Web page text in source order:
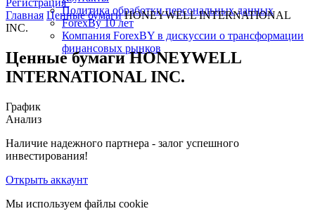
Политика обработки персональных данных
ForexBy 10 лет
Компания ForexBY в дискуссии о трансформации
финансовых рынков
Регистрация
Главная Ценные бумаги HONEYWELL INTERNATIONAL
INC.
Ценные бумаги HONEYWELL
INTERNATIONAL INC.
График
Анализ
Наличие надежного партнера - залог успешного
инвестирования!
Открыть аккаунт
Мы используем файлы cookie